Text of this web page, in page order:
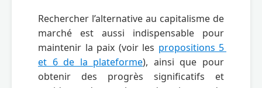
Rechercher l’alternative au capitalisme de
marché est aussi indispensable pour
maintenir la paix (voir les propositions 5
et 6 de la plateforme), ainsi que pour
obtenir des progrès significatifs et